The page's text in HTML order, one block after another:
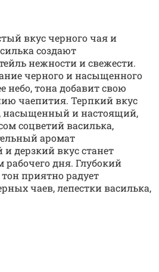
вкус черного чая и
создают
нежности и свежести.
черного и насыщенного
небо, тона добавит свою
чаепития. Терпкий вкус
насыщенный и настоящий,
соцветий василька,
аромат
дерзкий вкус станет
дня. Глубокий
приятно радует
чаев, лепестки василька,